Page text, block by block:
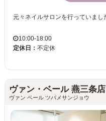
10:00-18:00
定休日： 不定休
ヴァン・ベール 燕三条店
ヴァン ベール ツバメサンジョウ